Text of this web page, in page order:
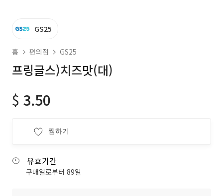
GS25
홈 편의점 GS25
프링글스)치즈맛(대)
$ 3.50
찜하기
유효기간
구매일로부터 89일